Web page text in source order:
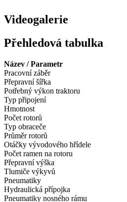
Videogalerie
Přehledová tabulka
Název / Parametr
Pracovní záběr
Přepravní šířka
Potřebný výkon traktoru
Typ připojení
Hmotnost
Počet rotorů
Typ obraceče
Průměr rotorů
Otáčky vývodového hřídele
Počet ramen na rotoru
Přepravní výška
Tlumiče výkyvů
Pneumatiky
Hydraulická přípojka
Pneumatiky nosného rámu